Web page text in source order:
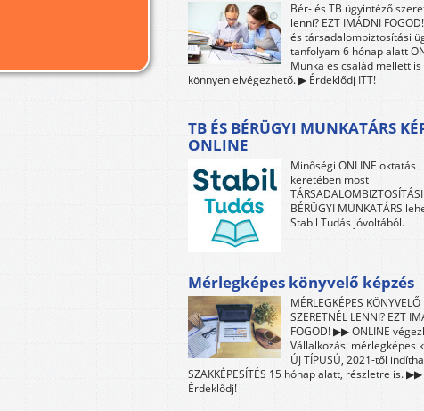
Bér- és TB ügyintéző
lenni? EZT IMÁDNI
és társadalombiztosítási
tanfolyam 6 hónap alatt
Munka és család mellett is
könnyen elvégezhető. ▶ Érdeklődj ITT!
TB ÉS BÉRÜGYI MUNKATÁRS
ONLINE
Minőségi ONLINE oktatás
keretében most
TÁRSADALOMBIZTOSÍTÁSI
BÉRÜGYI MUNKATÁRS
Stabil Tudás jóvoltából.
Mérlegképes könyvelő képzés
MÉRLEGKÉPES KÖNYVELŐ
SZERETNÉL LENNI? EZT
FOGOD! ▶▶ ONLINE
Vállalkozási mérlegképes
ÚJ TÍPUSÚ, 2021-től
SZAKKÉPESÍTÉS 15 hónap alatt, részletre is. ▶▶
Érdeklődj!